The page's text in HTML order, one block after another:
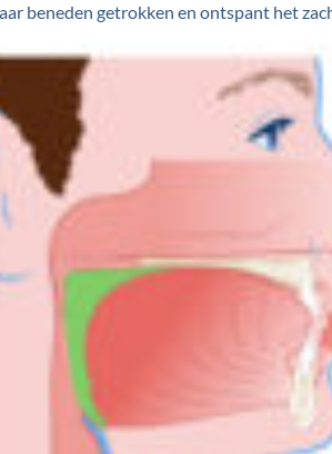
beneden getrokken en ontspant het